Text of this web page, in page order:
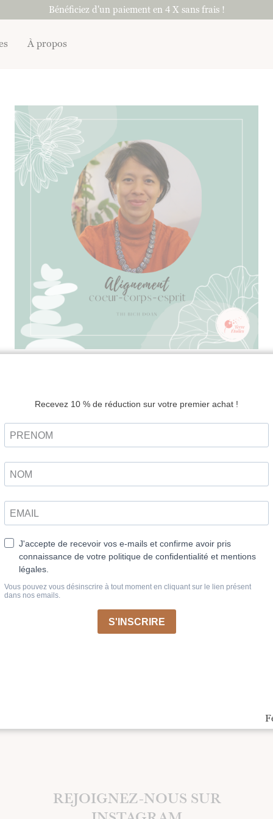
Bénéficiez d'un paiement en 4 X sans frais !
À propos
esprit
REJOIGNEZ-NOUS SUR